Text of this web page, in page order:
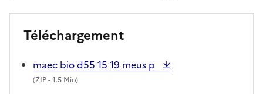
Téléchargement
maec bio d55 15 19 meus p
(ZIP- 1.5 Mio)